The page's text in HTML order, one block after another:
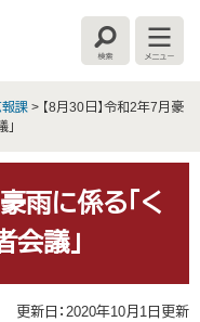
検
索
メ
ニ
ー
課 > 【8月30日】令和2年7月豪
雨に係る「く
会議」
更新日：2020年10月1日更新